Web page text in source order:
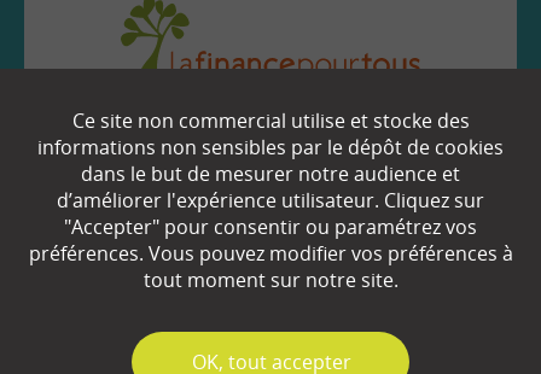
EN SAVOIR
Qui sommes-nous ?
Partenaires
Ce site non commercial utilise et stocke des
informations non sensibles par le dépôt de cookies
dans le but de mesurer notre audience et
d’améliorer l'expérience utilisateur. Cliquez sur
"Accepter" pour consentir ou paramétrez vos
préférences. Vous pouvez modifier vos préférences à
tout moment sur notre site.
✓
OK, tout accepter